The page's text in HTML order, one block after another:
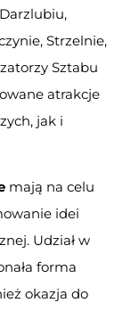
Strzelnie,
Sztabu
atrakcje
jak i
mają na celu
idei
Udział w
forma
okazja do